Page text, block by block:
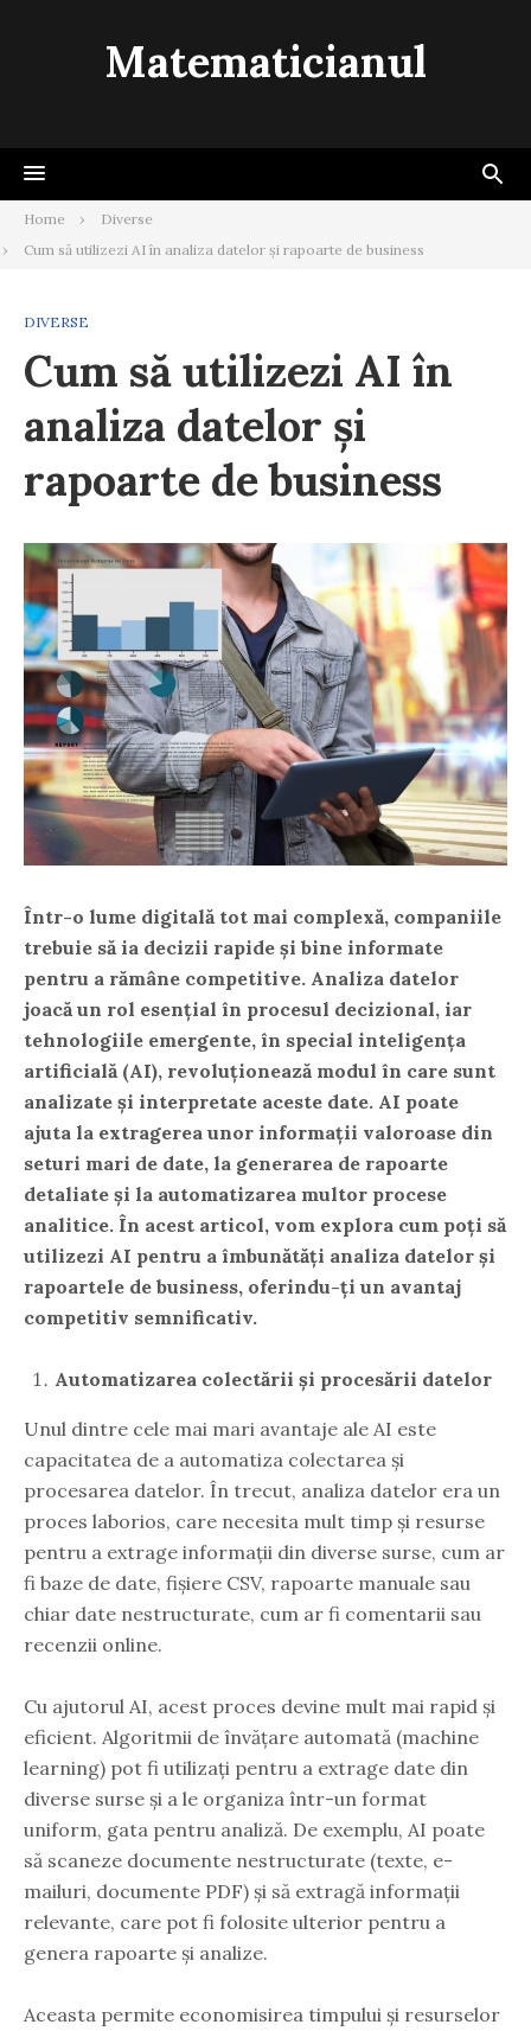
Matematicianul
Home
Diverse
Cum să utilizezi AI în analiza datelor și rapoarte de business
DIVERSE
Cum să utilizezi AI în
analiza datelor și
rapoarte de business
Într-o lume digitală tot mai complexă, companiile
trebuie să ia decizii rapide și bine informate
pentru a rămâne competitive. Analiza datelor
joacă un rol esențial în procesul decizional, iar
tehnologiile emergente, în special inteligența
artificială (AI), revoluționează modul în care sunt
analizate și interpretate aceste date. AI poate
ajuta la extragerea unor informații valoroase din
seturi mari de date, la generarea de rapoarte
detaliate și la automatizarea multor procese
analitice. În acest articol, vom explora cum poți să
utilizezi AI pentru a îmbunătăți analiza datelor și
rapoartele de business, oferindu-ți un avantaj
competitiv semnificativ.
Automatizarea colectării și procesării datelor
Unul dintre cele mai mari avantaje ale AI este
capacitatea de a automatiza colectarea și
procesarea datelor. În trecut, analiza datelor era un
proces laborios, care necesita mult timp și resurse
pentru a extrage informații din diverse surse, cum ar
fi baze de date, fișiere CSV, rapoarte manuale sau
chiar date nestructurate, cum ar fi comentarii sau
recenzii online.
Cu ajutorul AI, acest proces devine mult mai rapid și
eficient. Algoritmii de învățare automată (machine
learning) pot fi utilizați pentru a extrage date din
diverse surse și a le organiza într-un format
uniform, gata pentru analiză. De exemplu, AI poate
să scaneze documente nestructurate (texte, e-
mailuri, documente PDF) și să extragă informații
relevante, care pot fi folosite ulterior pentru a
genera rapoarte și analize.
Aceasta permite economisirea timpului și resurselor